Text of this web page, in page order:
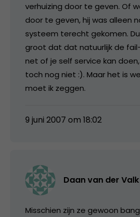
verhuizing door te geven. Of
door te geven, hij was alleen
systeem terecht gekomen.
groot dat dat natuurlijk de
net of je self service kan
toch nog niet :). Maar het is
moet ik zeggen.
9 juni 2007 om 18:02
Daan van der Valk
Misschien zijn ze gewoon